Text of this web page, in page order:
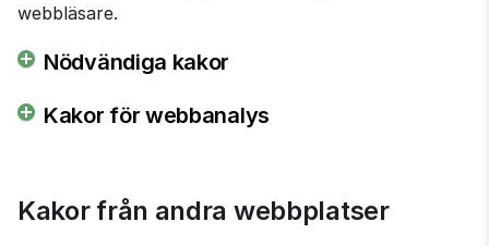
webbläsare.
Nödvändiga kakor
Kakor för webbanalys
Kakor från andra webbplatser